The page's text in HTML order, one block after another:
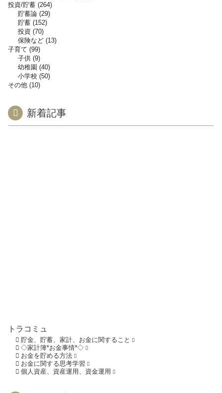
投資/貯蓄 264
貯蓄論 29
貯蓄 152
投資 70
保険など 13
子育て 99
子供 9
幼稚園 40
小学校 50
その他 10
新着記事
トラコミュ
貯金、貯蓄、家計、お金に関すること
◇家計簿*お金事情*◇
お金を貯める方法
お金に関する思考学習
個人資産、資産運用、資金運用